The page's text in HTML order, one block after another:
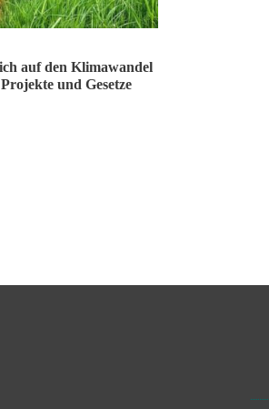
auf den Klimawandel
und Gesetze